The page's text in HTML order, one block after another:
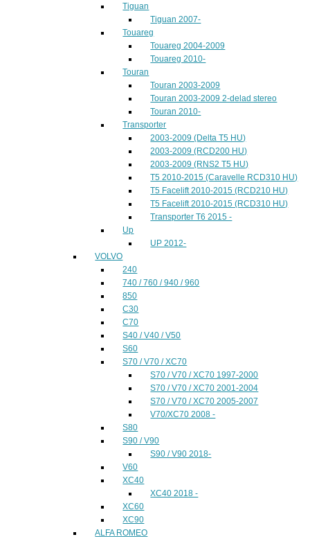
Tiguan
Tiguan 2007-
Touareg
Touareg 2004-2009
Touareg 2010-
Touran
Touran 2003-2009
Touran 2003-2009 2-delad stereo
Touran 2010-
Transporter
2003-2009 (Delta T5 HU)
2003-2009 (RCD200 HU)
2003-2009 (RNS2 T5 HU)
T5 2010-2015 (Caravelle RCD310 HU)
T5 Facelift 2010-2015 (RCD210 HU)
T5 Facelift 2010-2015 (RCD310 HU)
Transporter T6 2015 -
Up
UP 2012-
VOLVO
240
740 / 760 / 940 / 960
850
C30
C70
S40 / V40 / V50
S60
S70 / V70 / XC70
S70 / V70 / XC70 1997-2000
S70 / V70 / XC70 2001-2004
S70 / V70 / XC70 2005-2007
V70/XC70 2008 -
S80
S90 / V90
S90 / V90 2018-
V60
XC40
XC40 2018 -
XC60
XC90
ALFA ROMEO